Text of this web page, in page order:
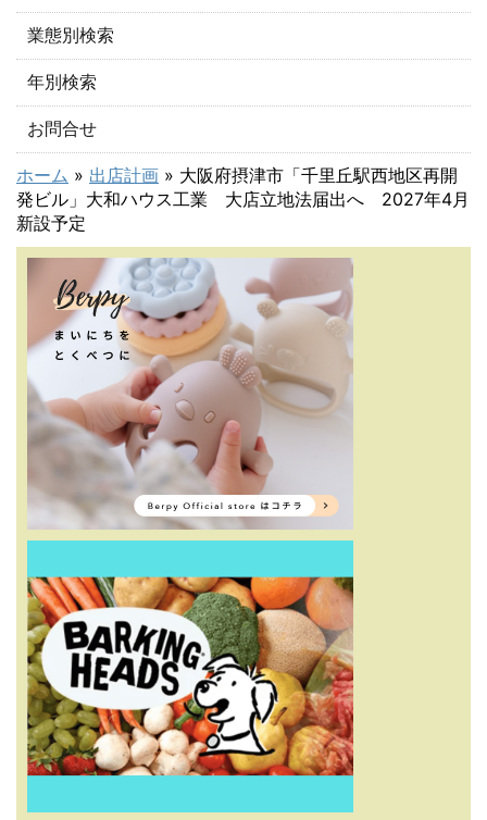
業態別検索
年別検索
お問合せ
ホーム » 出店計画 » 大阪府摂津市「千里丘駅西地区再開
発ビル」大和ハウス工業 大店立地法届出へ 2027年4月
新設予定